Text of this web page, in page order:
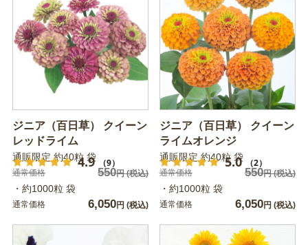
ジニア（百日草） クイーン
レッドライム
4.9 （9）
通販限定 約40粒 袋
通常価格 550円(税込)
・約1000粒 袋
通常価格 6,050円 (税込)
ジニア（百日草） クイーン
ライムオレンジ
5.0 （2）
通販限定 約40粒 袋
通常価格 550円(税込)
・約1000粒 袋
通常価格 6,050円 (税込)